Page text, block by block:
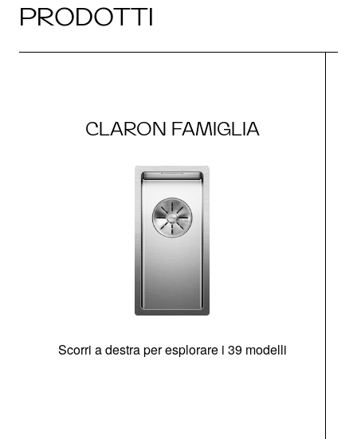
PRODOTTI
CLARON FAMIGLIA
Scorri a destra per esplorare i 39 modelli